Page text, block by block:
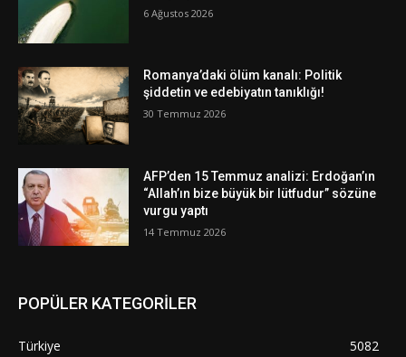
6 Ağustos 2026
Romanya’daki ölüm kanalı: Politik
şiddetin ve edebiyatın tanıklığı!
30 Temmuz 2026
AFP’den 15 Temmuz analizi: Erdoğan’ın
“Allah’ın bize büyük bir lütfudur” sözüne
vurgu yaptı
14 Temmuz 2026
POPÜLER KATEGORİLER
Türkiye
5082